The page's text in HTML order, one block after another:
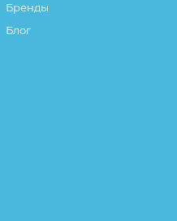
Бренды
Блог